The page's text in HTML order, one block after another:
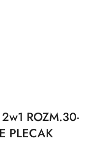
ROZM.30-
PLECAK